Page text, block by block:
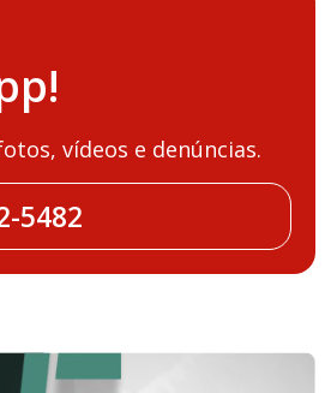
vídeos e denúncias.
5482